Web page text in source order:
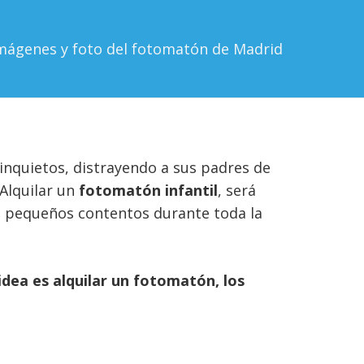
y foto del fotomatón de Madrid
distrayendo a sus padres de
un fotomatón infantil, será
pequeños contentos durante toda la
es alquilar un fotomatón, los